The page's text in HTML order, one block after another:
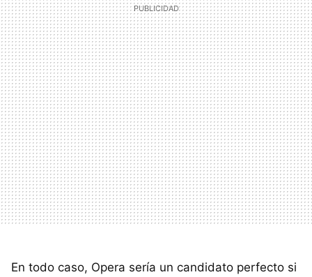
En todo caso, Opera sería un candidato perfecto si